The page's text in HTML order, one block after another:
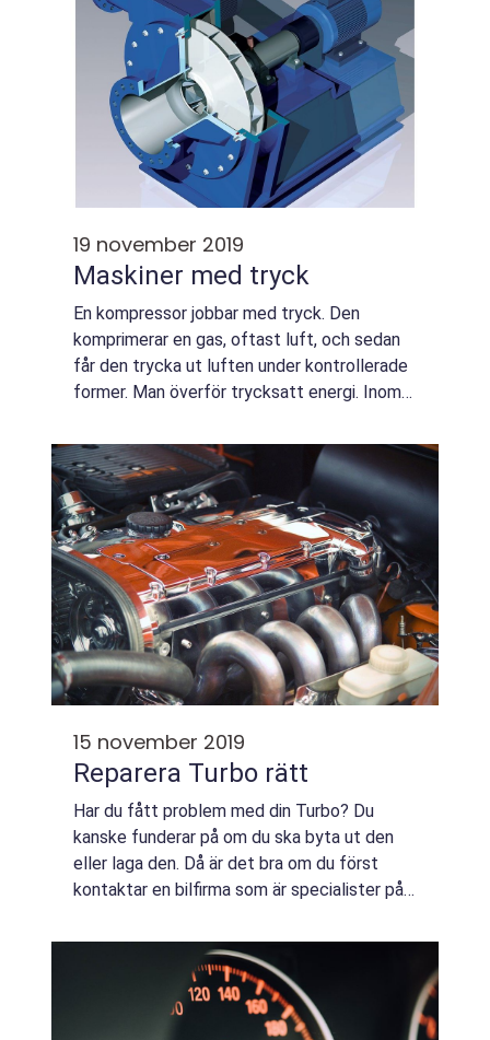
19 november 2019
Maskiner med tryck
En kompressor jobbar med tryck. Den
komprimerar en gas, oftast luft, och sedan
får den trycka ut luften under kontrollerade
former. Man överför trycksatt energi. Inom
kompressorer, men de...
15 november 2019
Reparera Turbo rätt
Har du fått problem med din Turbo? Du
kanske funderar på om du ska byta ut den
eller laga den. Då är det bra om du först
kontaktar en bilfirma som är specialister på